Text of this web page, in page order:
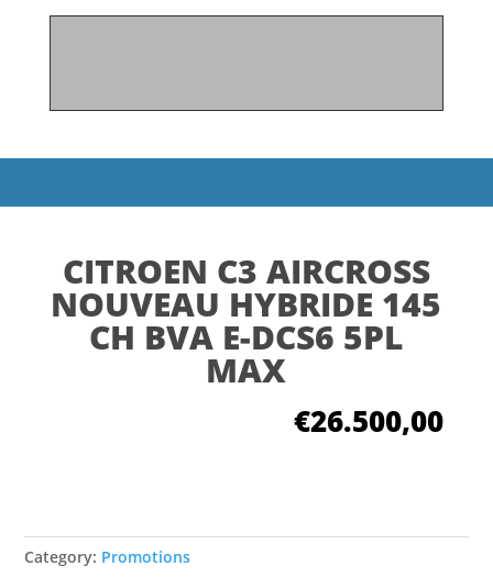
CITROEN C3 AIRCROSS
NOUVEAU HYBRIDE 145
CH BVA E-DCS6 5PL
MAX
€26.500,00
Category: Promotions